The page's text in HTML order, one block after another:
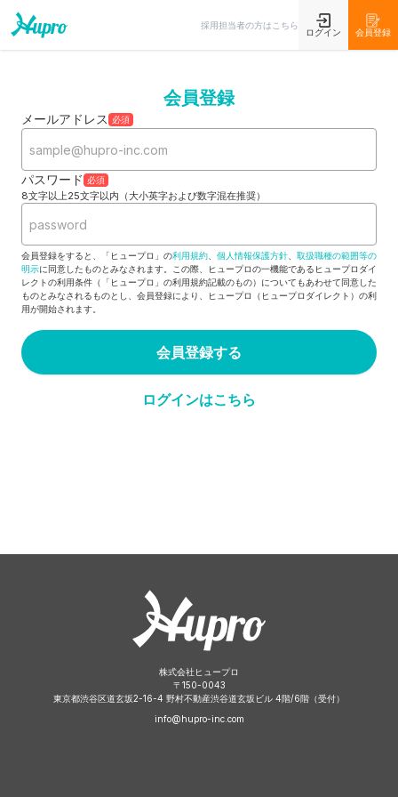
採用担当者の方はこちら
ログイン 会員登録
会員登録
メールアドレス 必須
パスワード 必須
8文字以上25文字以内（大小英字および数字混在推奨）
会員登録をすると、「ヒュープロ」の利用規約 個人情報保護方針
取扱職種の範囲等の
明示に同意したものとみなされます。この際、ヒュープロの一機能であるヒュープロダイ
レクトの利用条件（「ヒュープロ」の利用規約記載のもの）についてもあわせて同意した
ものとみなされるものとし、会員登録により、ヒュープロ（ヒュープロダイレクト）の利
用が開始されます。
会員登録する
ログインはこちら
株式会社ヒュープロ
〒 150-0043
東京都渋谷区道玄坂2-16-4 野村不動産渋谷道玄坂ビル 4階/6階（受付）
info@hupro-inc.com